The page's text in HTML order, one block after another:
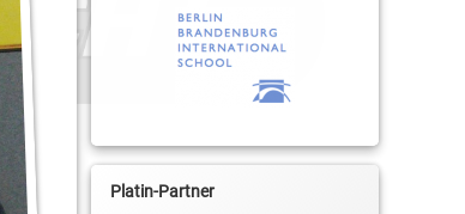
Platin-Partner